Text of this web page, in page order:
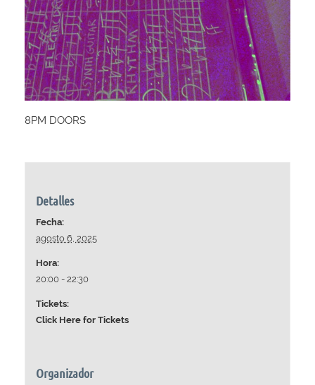
8PM DOORS
Detalles
Fecha:
agosto 6, 2025
Hora:
20:00 - 22:30
Tickets:
Click Here for Tickets
Organizador